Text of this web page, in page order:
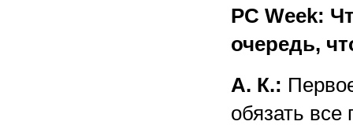
PC Week:
очередь,
А. К.:
обязать все